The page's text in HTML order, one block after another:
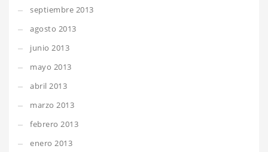
septiembre 2013
agosto 2013
junio 2013
mayo 2013
abril 2013
marzo 2013
febrero 2013
enero 2013